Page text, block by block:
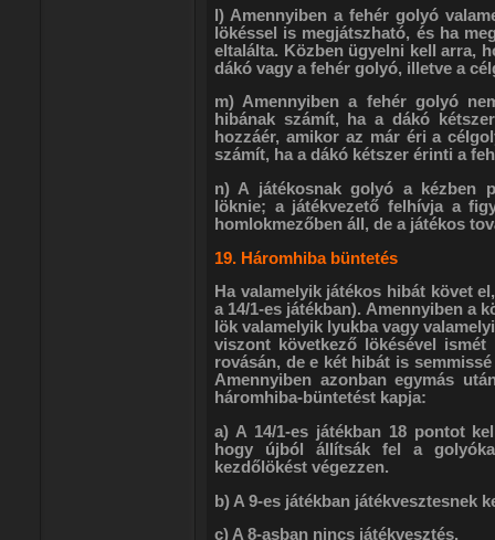
l) Amennyiben a fehér golyó
lökéssel is megjátszható, és ha
eltalálta. Közben ügyelni kell arra,
dákó vagy a fehér golyó, illetve a
m) Amennyiben a fehér golyó
hibának számít, ha a dákó
hozzáér, amikor az már éri a
számít, ha a dákó kétszer érinti a
n) A játékosnak golyó a kézben
löknie; a játékvezető felhívja a
homlokmezőben áll, de a játékos
19. Háromhiba büntetés
Ha valamelyik játékos hibát követ
a 14/1-es játékban). Amennyiben a
lök valamelyik lyukba vagy
viszont következő lökésével
rovásán, de e két hibát is
Amennyiben azonban egymás
háromhiba-büntetést kapja:
a) A 14/1-es játékban 18 pontot
hogy újból állítsák fel a
kezdőlökést végezzen.
b) A 9-es játékban játékvesztesnek
c) A 8-asban nincs játékvesztés.